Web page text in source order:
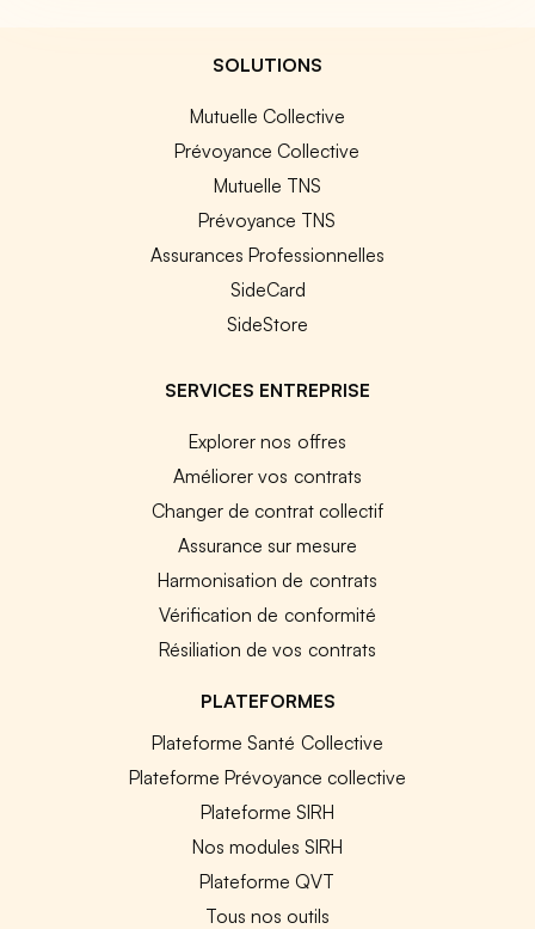
SOLUTIONS
Mutuelle Collective
Prévoyance Collective
Mutuelle TNS
Prévoyance TNS
Assurances Professionnelles
SideCard
SideStore
SERVICES ENTREPRISE
Explorer nos offres
Améliorer vos contrats
Changer de contrat collectif
Assurance sur mesure
Harmonisation de contrats
Vérification de conformité
Résiliation de vos contrats
PLATEFORMES
Plateforme Santé Collective
Plateforme Prévoyance collective
Plateforme SIRH
Nos modules SIRH
Plateforme QVT
Tous nos outils